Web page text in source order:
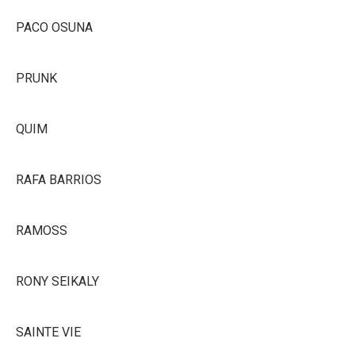
PACO OSUNA
PRUNK
QUIM
RAFA BARRIOS
RAMOSS
RONY SEIKALY
SAINTE VIE